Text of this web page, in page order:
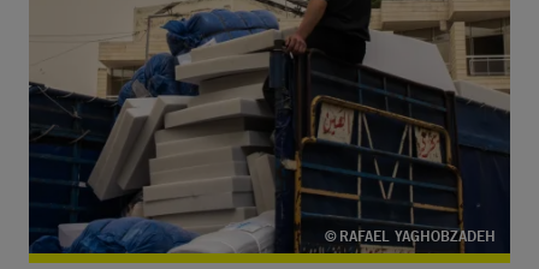
© RAFAEL YAGHOBZADEH